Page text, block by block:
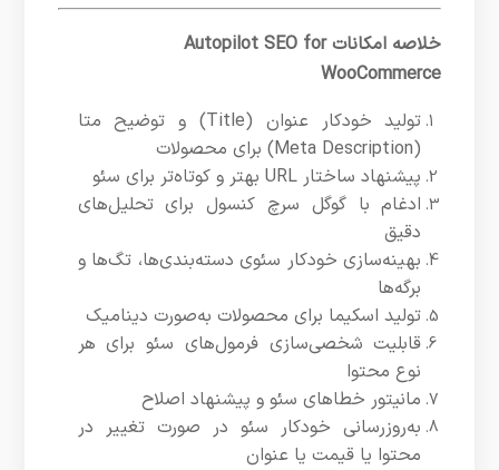
خلاصه امکانات Autopilot SEO for
WooCommerce
تولید خودکار عنوان (Title) و توضیح متا
(Meta Description) برای محصولات
پیشنهاد ساختار URL بهتر و کوتاه‌تر برای سئو
ادغام با گوگل سرچ کنسول برای تحلیل‌های
دقیق
بهینه‌سازی خودکار سئوی دسته‌بندی‌ها، تگ‌ها و
برگه‌ها
تولید اسکیما برای محصولات به‌صورت دینامیک
قابلیت شخصی‌سازی فرمول‌های سئو برای هر
نوع محتوا
مانیتور خطاهای سئو و پیشنهاد اصلاح
به‌روزرسانی خودکار سئو در صورت تغییر در
محتوا یا قیمت یا عنوان